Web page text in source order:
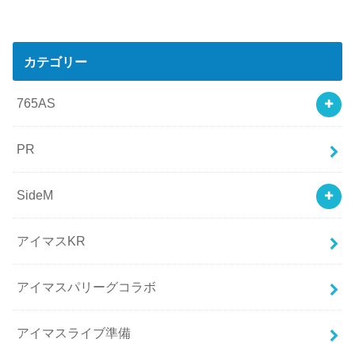
カテゴリー
765AS
PR
SideM
アイマスKR
アイマスパリーグコラボ
アイマスライブ準備